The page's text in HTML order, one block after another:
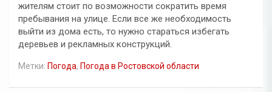
жителям стоит по возможности сократить время
пребывания на улице. Если все же необходимость
выйти из дома есть, то нужно стараться избегать
деревьев и рекламных конструкций.
Метки: Погода, Погода в Ростовской области